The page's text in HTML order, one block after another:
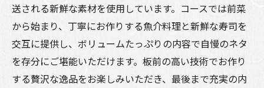
送される新鮮な素材を使用しています。コースでは前菜
から始まり、丁寧にお作りする魚介料理と新鮮な寿司を
交互に提供し、ボリュームたっぷりの内容で自慢のネタ
を存分にご堪能いただけます。板前の高い技術でお作り
する贅沢な逸品をお楽しみいただき、最後まで充実の内